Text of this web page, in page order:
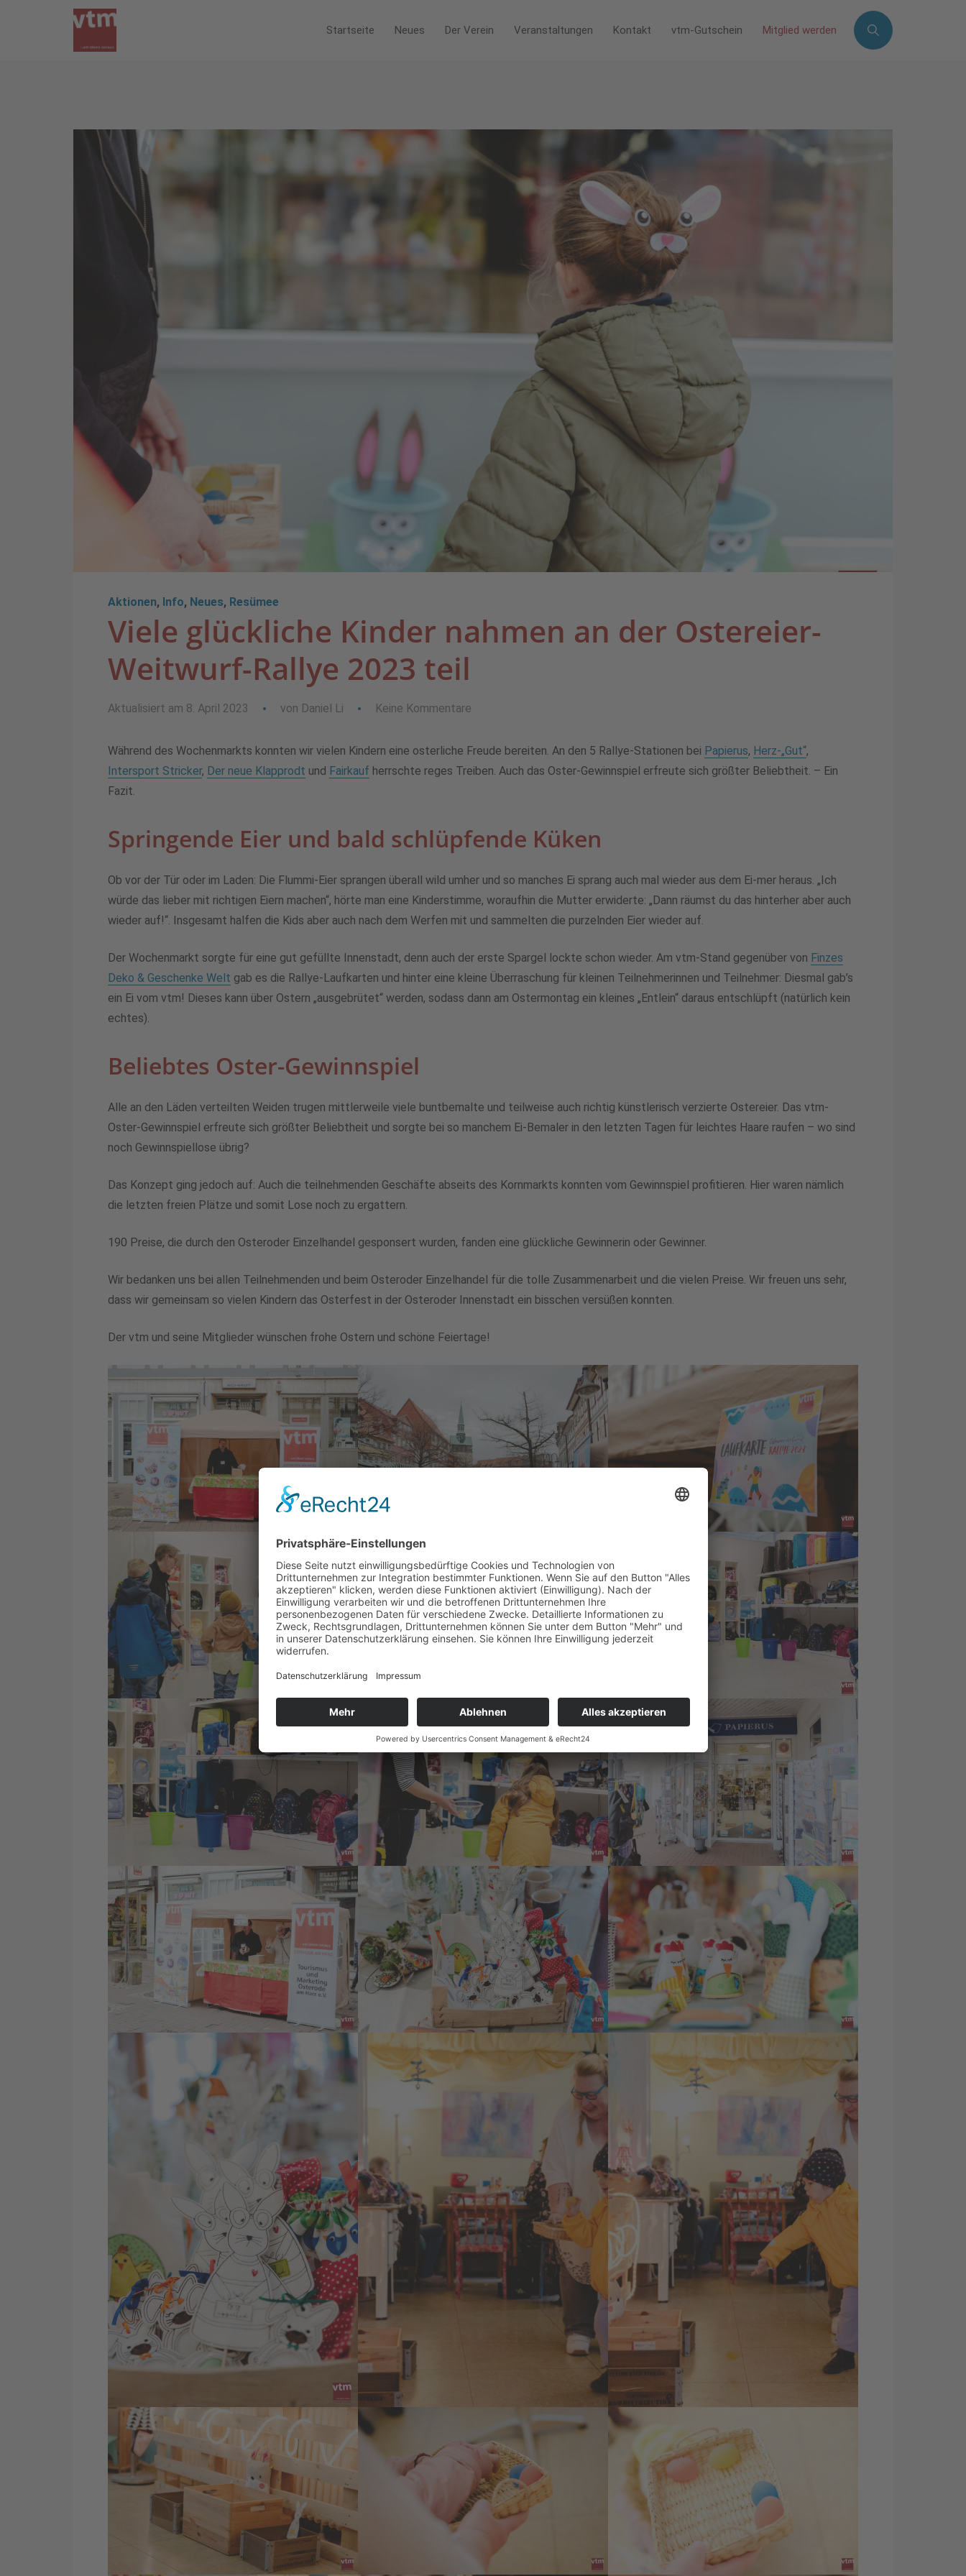
Startseite Neues Der Verein Veranstaltungen Kontakt vtm-Gutschein Mitglied werden
Aktionen, Info, Neues, Resümee
Viele glückliche Kinder nahmen an der Ostereier-
Weitwurf-Rallye 2023 teil
Aktualisiert am 8. April 2023 von Daniel Li Keine Kommentare
Während des Wochenmarkts konnten wir vielen Kindern eine osterliche Freude bereiten. An den 5 Rallye-Stationen bei Papierus, Herz-„Gut“,
Intersport Stricker, Der neue Klapprodt und Fairkauf herrschte reges Treiben. Auch das Oster-Gewinnspiel erfreute sich größter Beliebtheit. – Ein
Fazit.
Springende Eier und bald schlüpfende Küken
Ob vor der Tür oder im Laden: Die Flummi-Eier sprangen überall wild umher und so manches Ei sprang auch mal wieder aus dem Ei-mer heraus. „Ich
würde das lieber mit richtigen Eiern machen“, hörte man eine Kinderstimme, woraufhin die Mutter erwiderte: „Dann räumst du das hinterher aber auch
wieder auf!“. Insgesamt halfen die Kids aber auch nach dem Werfen mit und sammelten die purzelnden Eier wieder auf.
Der Wochenmarkt sorgte für eine gut gefüllte Innenstadt, denn auch der erste Spargel lockte schon wieder. Am vtm-Stand gegenüber von Finzes
Deko & Geschenke Welt gab es die Rallye-Laufkarten und hinter eine kleine Überraschung für kleinen Teilnehmerinnen und Teilnehmer: Diesmal gab’s
ein Ei vom vtm! Dieses kann über Ostern „ausgebrütet“ werden, sodass dann am Ostermontag ein kleines „Entlein“ daraus entschlüpft (natürlich kein
echtes).
Beliebtes Oster-Gewinnspiel
Alle an den Läden verteilten Weiden trugen mittlerweile viele buntbemalte und teilweise auch richtig künstlerisch verzierte Ostereier. Das vtm-
Oster-Gewinnspiel erfreute sich größter Beliebtheit und sorgte bei so manchem Ei-Bemaler in den letzten Tagen für leichtes Haare raufen – wo sind
noch Gewinnspiellose übrig?
Das Konzept ging jedoch auf: Auch die teilnehmenden Geschäfte abseits des Kornmarkts konnten vom Gewinnspiel profitieren. Hier waren nämlich
die letzten freien Plätze und somit Lose noch zu ergattern.
190 Preise, die durch den Osteroder Einzelhandel gesponsert wurden, fanden eine glückliche Gewinnerin oder Gewinner.
Wir bedanken uns bei allen Teilnehmenden und beim Osteroder Einzelhandel für die tolle Zusammenarbeit und die vielen Preise. Wir freuen uns sehr,
dass wir gemeinsam so vielen Kindern das Osterfest in der Osteroder Innenstadt ein bisschen versüßen konnten.
Der vtm und seine Mitglieder wünschen frohe Ostern und schöne Feiertage!